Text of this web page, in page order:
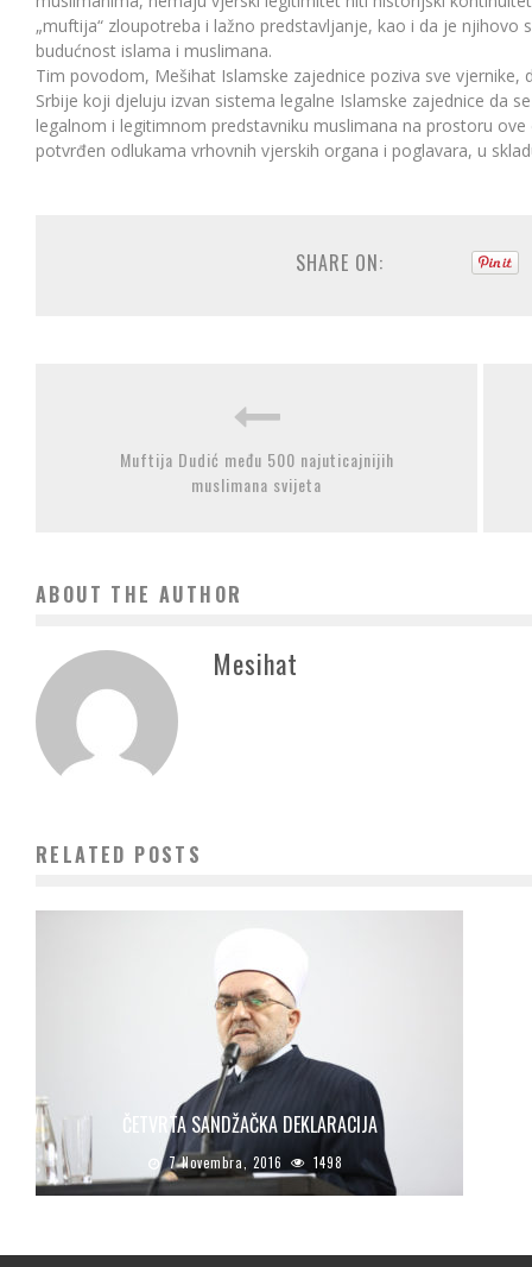
„muftija“ zloupotreba i lažno predstavljanje, kao i da je
budućnost islama i muslimana.
Tim povodom, Mešihat Islamske zajednice poziva sve vjernike,
Srbije koji djeluju izvan sistema legalne Islamske zajednice da
legalnom i legitimnom predstavniku muslimana na prostoru
potvrđen odlukama vrhovnih vjerskih organa i poglavara, u
SHARE ON:
Muftija Dudić među 500 najuticajnijih
muslimana svijeta
ABOUT THE AUTHOR
Mesihat
RELATED POSTS
ČETVRTA SANDŽAČKA DEKLARACIJA
7 Novembra, 2016 1498